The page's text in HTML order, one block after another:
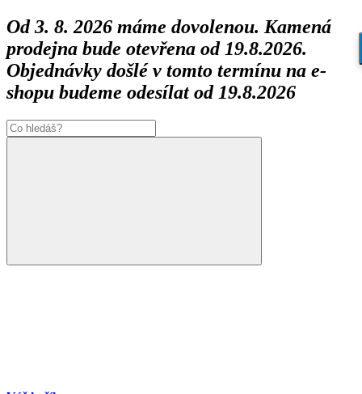
Od 3. 8. 2026 máme dovolenou. Kamená
prodejna bude otevřena od 19.8.2026.
Objednávky došlé v tomto termínu na e-
shopu budeme odesílat od 19.8.2026